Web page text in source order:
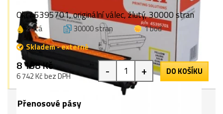
Oki 45395701, originální válec, žlutý, 30000 stran
žlutá 30000 stran
1 bod
Skladem - externě
8 158 Kč
6 742 Kč bez DPH - + DO KOŠÍKU
Přenosové pásy